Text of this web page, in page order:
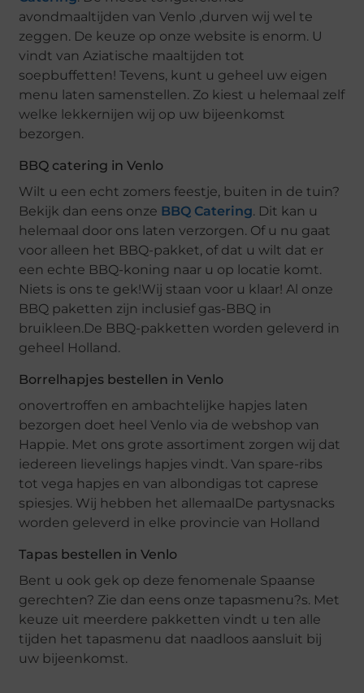
avondmaaltijden van Venlo ,durven wij wel te
zeggen. De keuze op onze website is enorm. U
vindt van Aziatische maaltijden tot
soepbuffetten! Tevens, kunt u geheel uw eigen
menu laten samenstellen. Zo kiest u helemaal zelf
welke lekkernijen wij op uw bijeenkomst
bezorgen.
BBQ catering in Venlo
Wilt u een echt zomers feestje, buiten in de tuin?
Bekijk dan eens onze BBQ Catering. Dit kan u
helemaal door ons laten verzorgen. Of u nu gaat
voor alleen het BBQ-pakket, of dat u wilt dat er
een echte BBQ-koning naar u op locatie komt.
Niets is ons te gek!Wij staan voor u klaar! Al onze
BBQ paketten zijn inclusief gas-BBQ in
bruikleen.De BBQ-pakketten worden geleverd in
geheel Holland.
Borrelhapjes bestellen in Venlo
onovertroffen en ambachtelijke hapjes laten
bezorgen doet heel Venlo via de webshop van
Happie. Met ons grote assortiment zorgen wij dat
iedereen lievelings hapjes vindt. Van spare-ribs
tot vega hapjes en van albondigas tot caprese
spiesjes. Wij hebben het allemaalDe partysnacks
worden geleverd in elke provincie van Holland
Tapas bestellen in Venlo
Bent u ook gek op deze fenomenale Spaanse
gerechten? Zie dan eens onze tapasmenu?s. Met
keuze uit meerdere pakketten vindt u ten alle
tijden het tapasmenu dat naadloos aansluit bij
uw bijeenkomst.